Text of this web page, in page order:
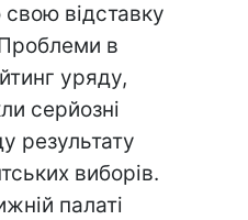
відставку
в
уряду,
серйозні
результату
виборів.
палаті